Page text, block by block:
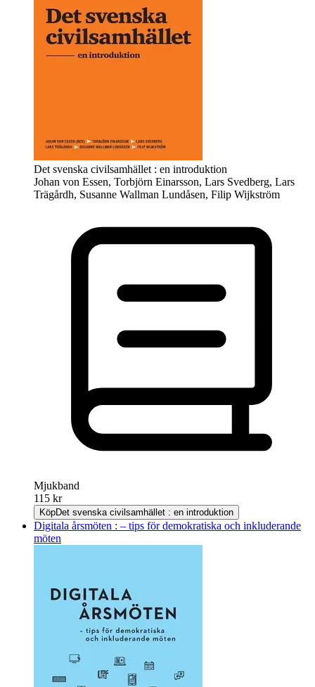
Det svenska civilsamhället : en introduktion
Johan von Essen, Torbjörn Einarsson, Lars Svedberg, Lars
Trägårdh, Susanne Wallman Lundåsen, Filip Wijkström
Mjukband
115 kr
Köp Det svenska civilsamhället : en introduktion
Digitala årsmöten : – tips för demokratiska och inkluderande
möten